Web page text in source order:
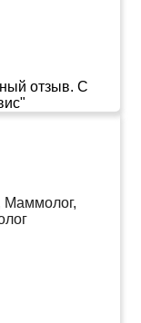
отзыв. С
Маммолог,